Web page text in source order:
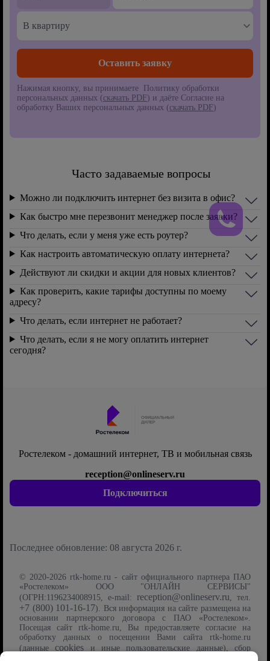
В квартиру
Нажимая кнопку, вы принимаете Политику обработки
персональных данных (скачать PDF) и даёте Согласие на
обработку Ваших персональных данных (скачать PDF)
Часто задаваемые вопросы
Можно ли подключить интернет без визита в офис?
Как быстро мне перезвонит менеджер после заявки?
Что делать, если у меня уже есть роутер?
Как настроить автоматическую оплату интернета?
Действуют ли скидки и акции для новых клиентов?
Как проверить, какие тарифы доступны по моему
адресу?
Что делать, если интернет не работает?
Что делать, если я не могу оплатить интернет
сегодня?
Ростелеком - домашний интернет, ТВ и мобильная связь
Подключиться
reception@onlineserv.ru
Последнее обновление: 08 августа 2026 г.
© 2020-2026 rtk-home.ru - сайт официального партнера ПАО
«Ростелеком» ООО "ОНЛАЙН СЕРВИСЫ"
(ОГРН:1196234008915, e-mail: reception@onlineserv.ru, тел.
+7 (800) 101-16-17). Вся информация на сайте размещена на
основании партнерского договора с ПАО «Ростелеком».
Посещая сайт rtk-home.ru, Вы предоставляете согласие на
обработку данных о посещении Вами сайта rtk-home.ru
(данныеcookies и иные пользовательские данные), сбор